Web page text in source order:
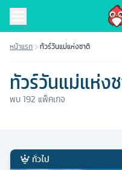
หน้าแรก ทัวร์วันแม่แห่งชาติ
ทัวร์วันแม่แห่ง
พบ192 แพ็คเกจ
ทั่วไป